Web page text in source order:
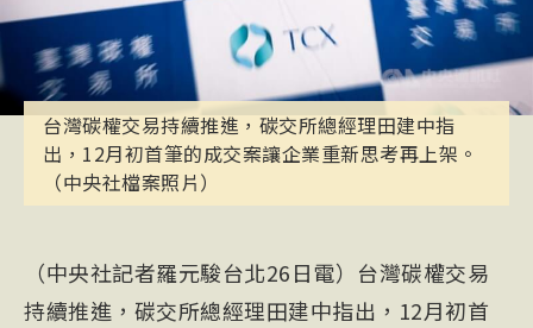
台灣碳權交易持續推進，碳交所總經理田建中指
出，12月初首筆的成交案讓企業重新思考再上架。
（中央社檔案照片）
（中央社記者羅元駿台北26日電）台灣碳權交易
持續推進，碳交所總經理田建中指出，12月初首